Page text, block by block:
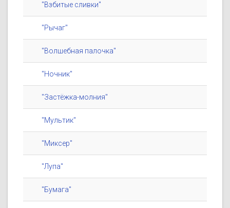
"Взбитые сливки"
"Рычаг"
"Волшебная палочка"
"Ночник"
"Застёжка-молния"
"Мультик"
"Миксер"
"Лупа"
"Бумага"